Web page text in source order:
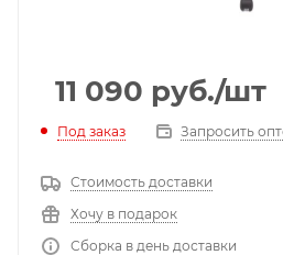
11 090 руб./шт
Под заказ Запросить
Стоимость доставки
Хочу в подарок
Сборка в день доставки